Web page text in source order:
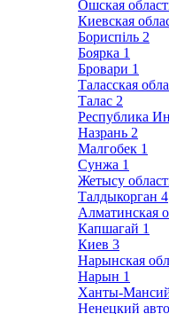
Ошская
Киевская
Бориспіль 2
Боярка 1
Бровари 1
Таласская
Талас 2
Республика
Назрань 2
Малгобек 1
Сунжа 1
Жетысу
Талдыкорган 4
Алматинская
Капшагай 1
Киев 3
Нарынская
Нарын 1
Ханты-
Ненецкий